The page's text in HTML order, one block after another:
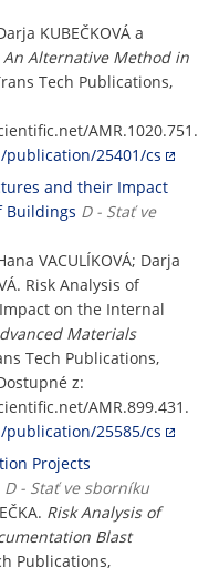
KUBEČKOVÁ a
An Alternative Method in
Tech Publications,
AMR.1020.751.
25401/cs
and their Impact
Buildings D - Stať ve
VACULÍKOVÁ; Darja
Risk Analysis of
on the Internal
Materials
Tech Publications,
z:
AMR.899.431.
25585/cs
Projects
D - Stať ve sborníku
Risk Analysis of
Blast
Publications,